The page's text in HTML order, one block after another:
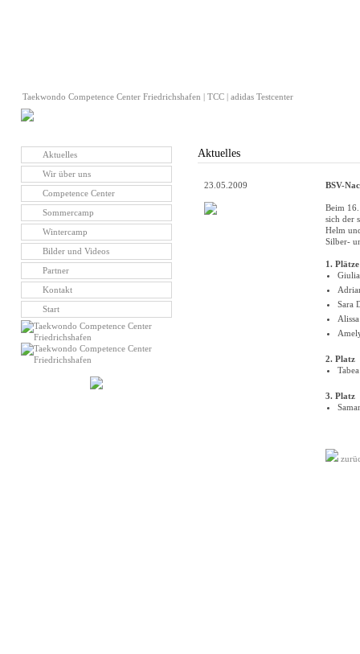
Taekwondo Competence Center Friedrichshafen | TCC | adidas Testcenter
Aktuelles
Wir über uns
Competence Center
Sommercamp
Wintercamp
Bilder und Videos
Partner
Kontakt
Start
Aktuelles
23.05.2009 BSV-
Beim
sich der
Helm
Silber-
1. Plätze
Sara
2. Platz
3. Platz